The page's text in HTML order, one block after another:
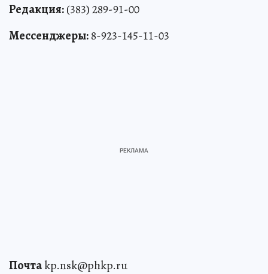
Редакция:(383) 289-91-00
Мессенджеры:8-923-145-11-03
Почтаkp.nsk@phkp.ru